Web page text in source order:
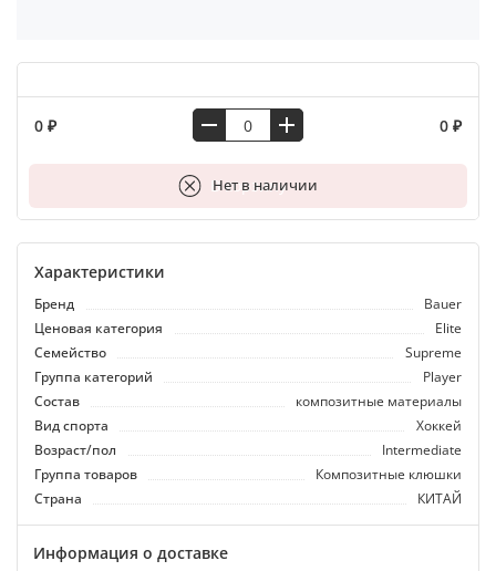
0 ₽ 0 ₽
Нет в наличии
В корзину
Характеристики
Бренд
Bauer
Ценовая категория
Elite
Семейство
Supreme
Группа категорий
Player
Состав
композитные материалы
Вид спорта
Хоккей
Возраст/пол
Intermediate
Группа товаров
Композитные клюшки
Страна
КИТАЙ
Информация о доставке